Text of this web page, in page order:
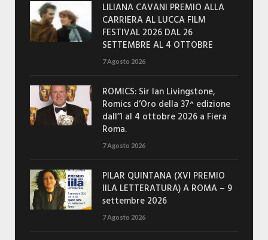
LILIANA CAVANI PREMIO ALLA
CARRIERA AL LUCCA FILM
FESTIVAL 2026 DAL 26
SETTEMBRE AL 4 OTTOBRE
7 Agosto 2026
ROMICS: Sir Ian Livingstone,
Romics d’Oro della 37^ edizione
dall’1 al 4 ottobre 2026 a Fiera
Roma.
7 Agosto 2026
PILAR QUINTANA (XVI PREMIO
IILA LETTERATURA) A ROMA – 9
settembre 2026
7 Agosto 2026